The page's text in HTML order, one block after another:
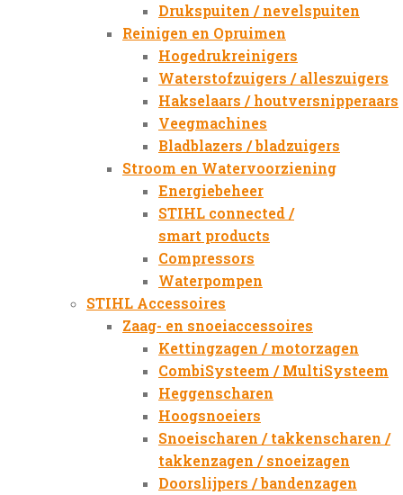
Drukspuiten / nevelspuiten
Reinigen en Opruimen
Hogedrukreinigers
Waterstofzuigers / alleszuigers
Hakselaars / houtversnipperaars
Veegmachines
Bladblazers / bladzuigers
Stroom en Watervoorziening
Energiebeheer
STIHL connected /
smart products
Compressors
Waterpompen
STIHL Accessoires
Zaag- en snoeiaccessoires
Kettingzagen / motorzagen
CombiSysteem / MultiSysteem
Heggenscharen
Hoogsnoeiers
Snoeischaren / takkenscharen /
takkenzagen / snoeizagen
Doorslijpers / bandenzagen